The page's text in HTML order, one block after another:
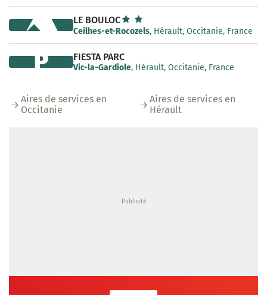
LE BOULOC
Ceilhes-et-Rocozels, Hérault, Occitanie, France
FIESTA PARC
Vic-la-Gardiole, Hérault, Occitanie, France
P
Aires de services en
Occitanie
Aires de services en
Hérault